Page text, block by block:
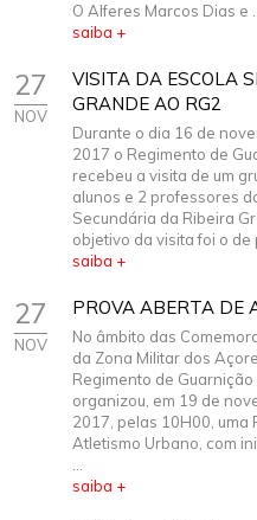
O Alferes Marcos Dias e
saiba +
27
NOV
VISITA DA ESCOLA
GRANDE AO RG2
Durante o dia 16 de
2017 o Regimento de
recebeu a visita de um
alunos e 2 professores
Secundária da Ribeira
objetivo da visita foi o de
saiba +
27
NOV
PROVA ABERTA DE
No âmbito das
da Zona Militar dos
Regimento de Guarnição
organizou, em 19 de
2017, pelas 10H00, uma
Atletismo Urbano, com
saiba +